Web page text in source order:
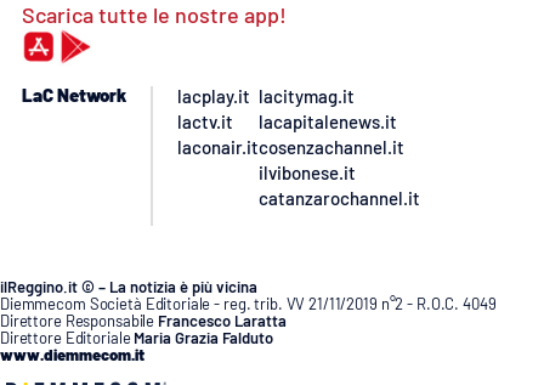
Scarica tutte le nostre app!
LaC Network
lacplay.it
lactv.it
laconair.it
lacitymag.it
lacapitalenews.it
cosenzachannel.it
ilvibonese.it
catanzarochannel.it
ilReggino.it © – La notizia è più vicina
Diemmecom Società Editoriale - reg. trib. VV 21/11/2019 n°2 - R.O.C. 4049
Direttore Responsabile Francesco Laratta
Direttore Editoriale Maria Grazia Falduto
www.diemmecom.it